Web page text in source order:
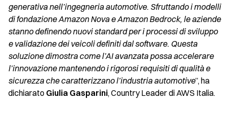
generativa nell’ingegneria automotive. Sfruttando i modelli
di fondazione Amazon Nova e Amazon Bedrock, le aziende
stanno definendo nuovi standard per i processi di sviluppo
e validazione dei veicoli definiti dal software. Questa
soluzione dimostra come l’AI avanzata possa accelerare
l’innovazione mantenendo i rigorosi requisiti di qualità e
sicurezza che caratterizzano l’industria automotive”, ha
dichiarato Giulia Gasparini, Country Leader di AWS Italia.